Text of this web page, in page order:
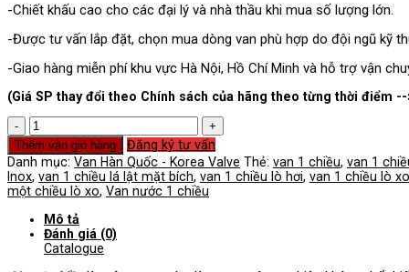
-Chiết khấu cao cho các đại lý và nhà thầu khi mua số lượng lớn.
-Được tư vấn lắp đặt, chọn mua dòng van phù hợp do đội ngũ kỹ
-Giao hàng miễn phí khu vực Hà Nội, Hồ Chí Minh và hỗ trợ vận
(Giá SP thay đổi theo Chính sách của hãng theo từng thời điểm
Van
Một
Chiều
Hàn
Quốc
số
lượng
Thêm vào giỏ hàng
Đăng ký tư vấn
Danh mục: Van Hàn Quốc - Korea Valve Thẻ: van 1 chiều, van 1
Inox, van 1 chiều lá lật mặt bích, van 1 chiều lò hơi, van 1 chiều lò xo
một chiều lò xo, Van nước 1 chiều
Mô tả
Đánh giá (0)
Catalogue